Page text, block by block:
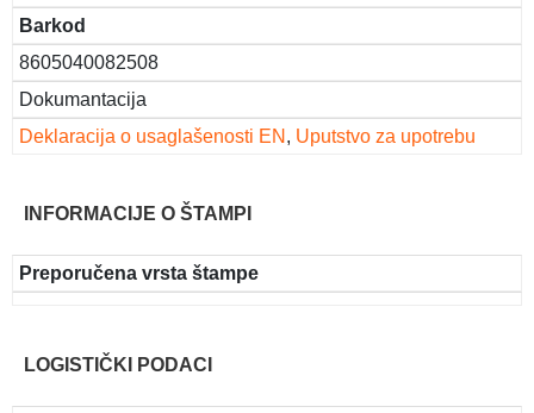
Barkod
8605040082508
Dokumantacija
Deklaracija o usaglašenosti EN , Uputstvo za upotrebu
INFORMACIJE O ŠTAMPI
Preporučena vrsta štampe
LOGISTIČKI PODACI